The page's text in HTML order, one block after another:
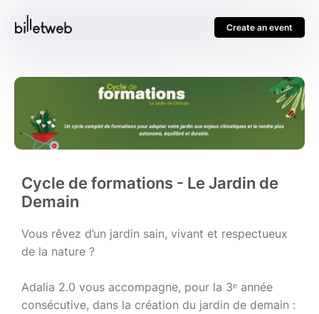
Create an event
Cycle de formations - Le Jardin de
Demain
Vous rêvez d’un jardin sain, vivant et respectueux
de la nature ?
Adalia 2.0 vous accompagne, pour la 3ᵉ année
consécutive, dans la création du jardin de demain :